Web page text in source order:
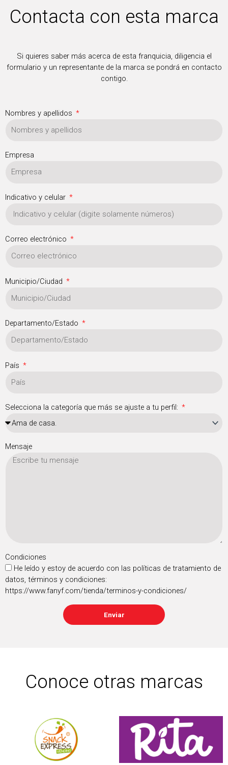
Contacta con esta marca
Si quieres saber más acerca de esta franquicia, diligencia el
formulario y un representante de la marca se pondrá en contacto
contigo.
Nombres y apellidos
Empresa
Indicativo y celular
Correo electrónico
Municipio/Ciudad
Departamento/Estado
País
Selecciona la categoría que más se ajuste a tu perfil:
Mensaje
Condiciones
He leído y estoy de acuerdo con las políticas de tratamiento de
datos, términos y condiciones:
https://www.fanyf.com/tienda/terminos-y-condiciones/
Enviar
Conoce otras marcas